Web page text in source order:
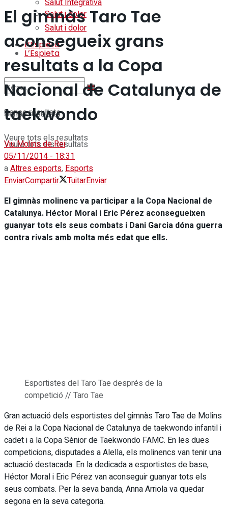
Salut i dolor
L’Espieta
Sense resultats
Veure tots els resultats
Salut Integrativa
Salut i dolor
L’Espieta
Sense resultats
Veure tots els resultats
El gimnàs Taro Tae
aconsegueix grans
resultats a la Copa
Nacional de Catalunya de
taekwondo
Viu Molins de Rei
05/11/2014 - 18:31
aAltres esports,Esports
EnviarCompartir TuitarEnviar
El gimnàs molinenc va participar a la Copa Nacional de
Catalunya. Héctor Moral i Eric Pérez aconsegueixen
guanyar tots els seus combats i Dani Garcia dóna guerra
contra rivals amb molta més edat que ells.
Esportistes del Taro Tae després de la
competició // Taro Tae
Gran actuació dels esportistes del gimnàs Taro Tae de Molins
de Rei a la Copa Nacional de Catalunya de taekwondo infantil i
cadet i a la Copa Sènior de Taekwondo FAMC. En les dues
competicions, disputades a Alella, els molinencs van tenir una
actuació destacada. En la dedicada a esportistes de base,
Héctor Moral i Eric Pérez van aconseguir guanyar tots els
seus combats. Per la seva banda, Anna Arriola va quedar
segona en la seva categoria.